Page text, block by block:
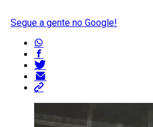
Segue a gente no Google!